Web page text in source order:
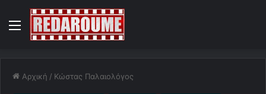
Menu
Αρχική / Κώστας Παλαιολόγος